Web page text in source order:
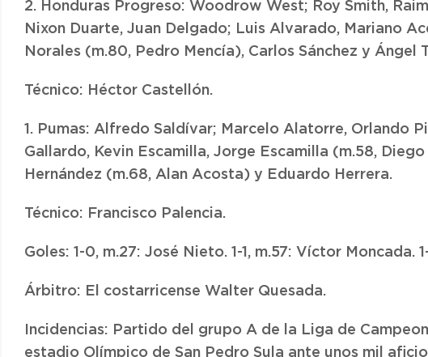
2. Honduras Progreso: Woodrow West; Roy Smith,
Nixon Duarte, Juan Delgado; Luis Alvarado, Mariano
Norales (m.80, Pedro Mencía), Carlos Sánchez y Ángel
Técnico: Héctor Castellón.
1. Pumas: Alfredo Saldívar; Marcelo Alatorre, Orlando
Gallardo, Kevin Escamilla, Jorge Escamilla (m.58,
Hernández (m.68, Alan Acosta) y Eduardo Herrera.
Técnico: Francisco Palencia.
Goles: 1-0, m.27: José Nieto. 1-1, m.57: Víctor Moncada.
Árbitro: El costarricense Walter Quesada.
Incidencias: Partido del grupo A de la Liga de
estadio Olímpico de San Pedro Sula ante unos mil